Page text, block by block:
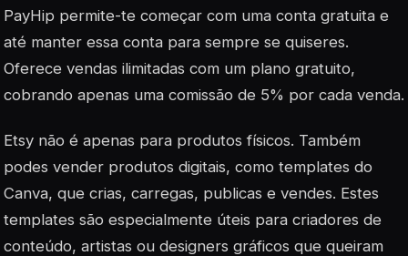
PayHip permite-te começar com uma conta gratuita e
até manter essa conta para sempre se quiseres.
Oferece vendas ilimitadas com um plano gratuito,
cobrando apenas uma comissão de 5% por cada venda.
Etsy não é apenas para produtos físicos. Também
podes vender produtos digitais, como templates do
Canva, que crias, carregas, publicas e vendes. Estes
templates são especialmente úteis para criadores de
conteúdo, artistas ou designers gráficos que queiram